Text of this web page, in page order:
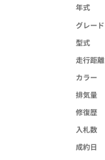
年式
グレード
型式
走行距離
カラー
排気量
修復歴
入札数
成約日